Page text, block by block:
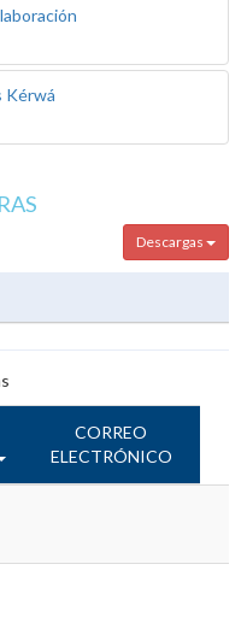
Kérwá
Descargas
CORREO
ELECTRÓNICO